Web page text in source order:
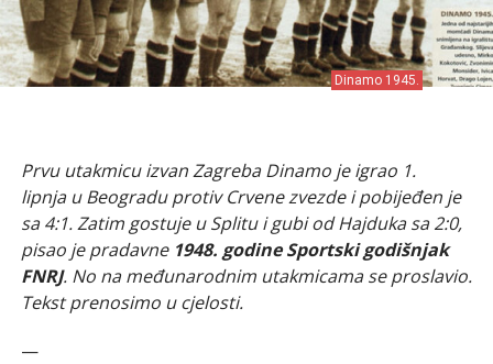
Dinamo 1945.
Prvu utakmicu izvan Zagreba Dinamo je igrao 1.
lipnja u Beogradu protiv Crvene zvezde i pobijeđen je
sa 4:1. Zatim gostuje u Splitu i gubi od Hajduka sa 2:0,
pisao je pradavne 1948. godine Sportski godišnjak
FNRJ. No na međunarodnim utakmicama se proslavio.
Tekst prenosimo u cjelosti.
—